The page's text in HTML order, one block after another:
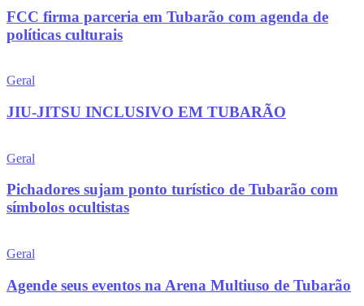
FCC firma parceria em Tubarão com agenda de
políticas culturais
Geral
JIU-JITSU INCLUSIVO EM TUBARÃO
Geral
Pichadores sujam ponto turístico de Tubarão com
símbolos ocultistas
Geral
Agende seus eventos na Arena Multiuso de Tubarão